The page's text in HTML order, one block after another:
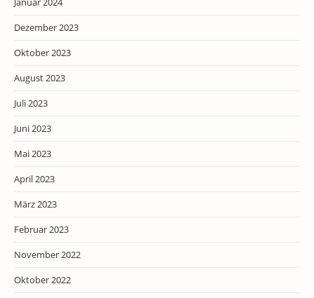
Dezember 2023
Oktober 2023
August 2023
Juli 2023
Juni 2023
Mai 2023
April 2023
März 2023
Februar 2023
November 2022
Oktober 2022